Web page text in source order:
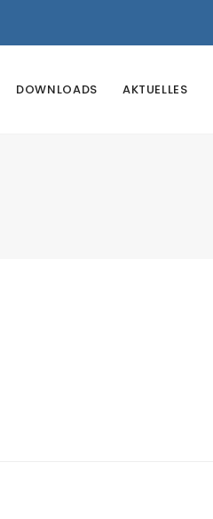
DOWNLOADS AKTUELLES